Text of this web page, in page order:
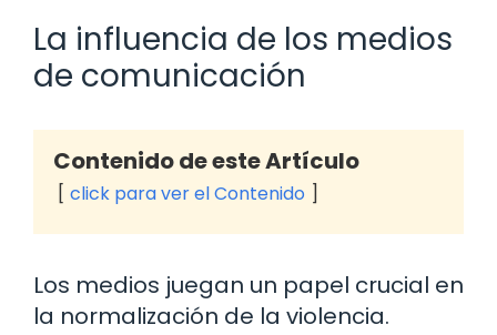
La influencia de los medios
de comunicación
Contenido de este Artículo
click para ver el Contenido
Los medios juegan un papel crucial en
la normalización de la violencia.